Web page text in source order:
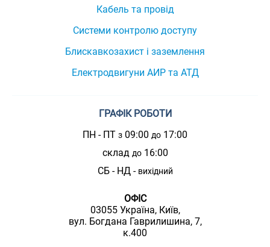
Кабель та провід
Системи контролю доступу
Блискавкозахист і заземлення
Електродвигуни АИР та АТД
ГРАФІК РОБОТИ
ПН - ПТ з 09:00 до 17:00
склад до16:00
СБ - НД - вихідний
ОФІС
03055 Україна, Київ,
вул. Богдана Гаврилишина, 7,
к.400